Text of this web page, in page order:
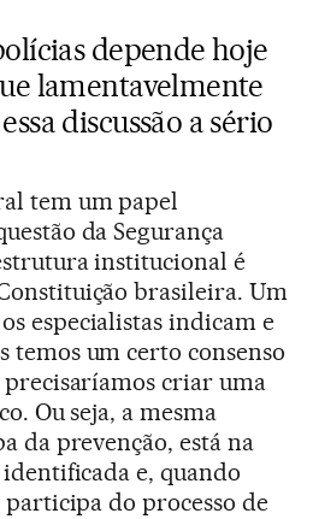
depende hoje
lamentavelmente
discussão a sério
tem um papel
da Segurança
institucional é
brasileira. Um
especialistas indicam e
temos um certo consenso
precisaríamos criar uma
Ou seja, a mesma
da prevenção, está na
e, quando
do processo de